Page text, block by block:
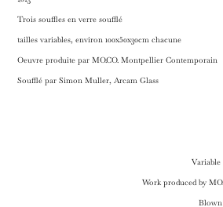
Trois souffles en verre soufflé
tailles variables, environ 100x50x30cm chacune
Oeuvre produite par MO.CO. Montpellier Contemporain
Soufflé par Simon Muller, Arcam Glass
Variable
Work produced by
Blown